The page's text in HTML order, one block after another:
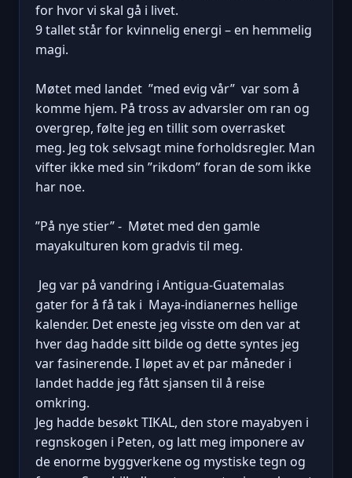
for hvor vi skal gå i livet.
9 tallet står for kvinnelig energi – en hemmelig
magi.
Møtet med landet ”med evig vår” var som å
komme hjem. På tross av advarsler om ran og
overgrep, følte jeg en tillit som overrasket
meg. Jeg tok selvsagt mine forholdsregler. Man
vifter ikke med sin ”rikdom” foran de som ikke
har noe.
”På nye stier” - Møtet med den gamle
mayakulturen kom gradvis til meg.
Jeg var på vandring i Antigua-Guatemalas
gater for å få tak i Maya-indianernes hellige
kalender. Det eneste jeg visste om den var at
hver dag hadde sitt bilde og dette syntes jeg
var fasinerende. I løpet av et par måneder i
landet hadde jeg fått sjansen til å reise
omkring.
Jeg hadde besøkt TIKAL, den store mayabyen i
regnskogen i Peten, og latt meg imponere av
de enorme byggverkene og mystiske tegn og